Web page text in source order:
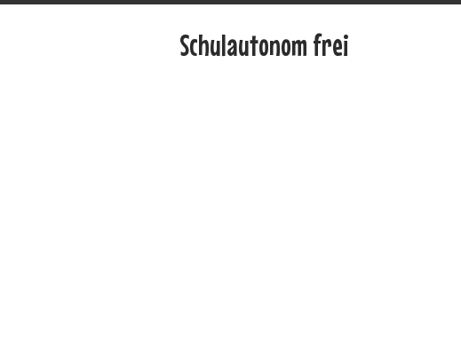
Schulautonom frei